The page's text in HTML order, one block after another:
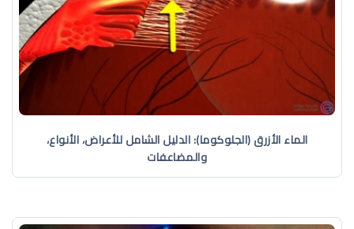
الماء الأزرق (الجلوكوما): الدليل الشامل للأعراض، الأنواع،
والمضاعفات